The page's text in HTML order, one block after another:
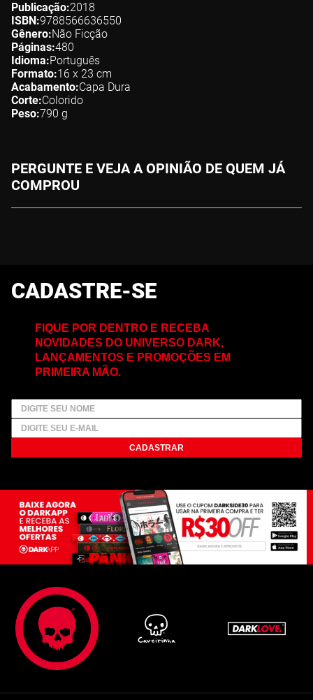
Publicação 2018
ISBN 9788566636550
Gênero Não Ficção
Páginas 480
Idioma Português
Formato 16 x 23 cm
Acabamento Capa Dura
Corte Colorido
Peso 790 g
PERGUNTE E VEJA A OPINIÃO DE QUEM JÁ
COMPROU
CADASTRE-SE
FIQUE POR DENTRO E RECEBA
NOVIDADES DO UNIVERSO DARK,
LANÇAMENTOS E PROMOÇÕES EM
PRIMEIRA MÃO.
CADASTRAR